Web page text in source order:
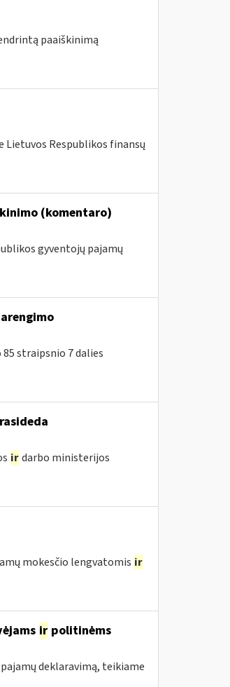
paaiškinimą
Lietuvos Respublikos finansų
(komentaro)
gyventojų pajamų
straipsnio 7 dalies
ir darbo ministerijos
mokesčio lengvatomis ir
irpolitinėms
deklaravimą, teikiame